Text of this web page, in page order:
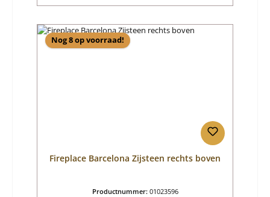
Nog 8 op voorraad!
Fireplace Barcelona Zijsteen rechts boven
Productnummer: 01023596